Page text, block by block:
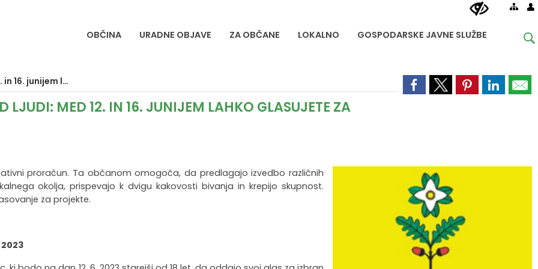
OBČINA URADNE OBJAVE ZA OBČANE LOKALNO GOSPODARSKE JAVNE SLUŽBE
za projekte
MED 12. IN 16. JUNIJEM LAHKO GLASUJETE ZA
proračun. Ta občanom omogoča, da predlagajo izvedbo različnih
okolja, prispevajo k dvigu kakovosti bivanja in krepijo skupnost.
za projekte.